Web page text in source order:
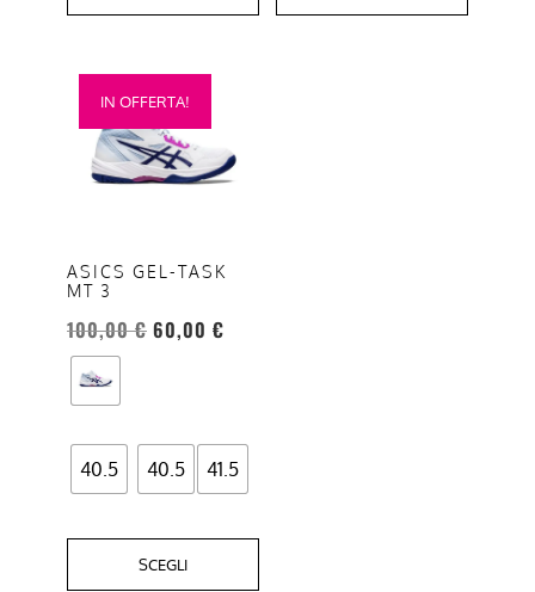
IN OFFERTA!
ASICS GEL-TASK
MT 3
100,00€ 60,00 €
40.5 40.5 41.5
SCEGLI
Questo
prodotto
più
opzioni
possono
essere
scelte
nella
del
prodotto